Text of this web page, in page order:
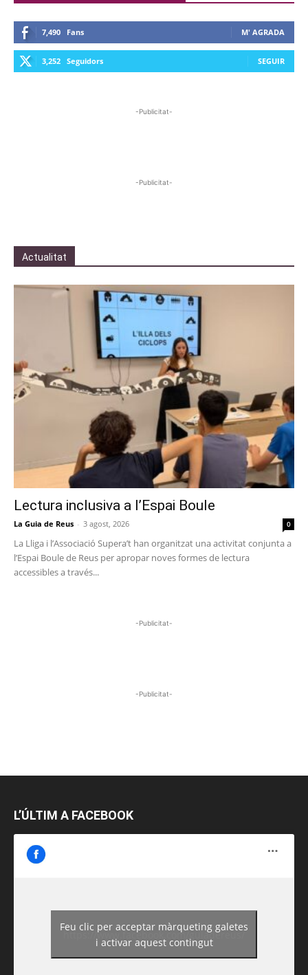
7,490 Fans M' AGRADA
3,252 Seguidors SEGUIR
-Publicitat-
-Publicitat-
Actualitat
Lectura inclusiva a l’Espai Boule
La Guia de Reus - 3 agost, 2026 0
La Lliga i l’Associació Supera’t han organitzat una activitat conjunta a
l’Espai Boule de Reus per apropar noves formes de lectura
accessibles a través...
-Publicitat-
-Publicitat-
L’ÚLTIM A FACEBOOK
https://www.facebook.com/guiadereus/
Feu clic per acceptar màrqueting galetes
i activar aquest contingut